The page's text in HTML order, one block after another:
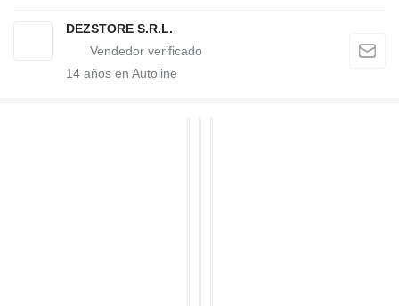
DEZSTORE S.R.L.
14 años en Autoline